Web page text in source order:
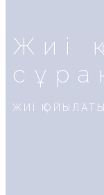
Жиі
ЖИІ